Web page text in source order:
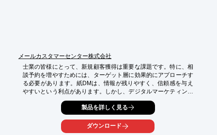
メールカスタマーセンター株式会社
士業の皆様にとって、新規顧客獲得は重要な課題です。特に、相
談予約を増やすためには、ターゲット層に効果的にアプローチす
る必要があります。紙DMは、情報が残りやすく、信頼感を与え
やすいという利点があります。しかし、デジタルマーケティング
の重要性も高まっており、両方を組み合わせることで、より効果
的な集客が期待できます。当資料は、紙DMとデジタルを連携さ
せ、相談予約を増やすための戦略を提案します。
【活用シーン】
製品を詳しく見る
ダウンロード